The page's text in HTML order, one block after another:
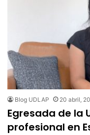
Blog UDLAP 20 abril,
Egresada de la
profesional en